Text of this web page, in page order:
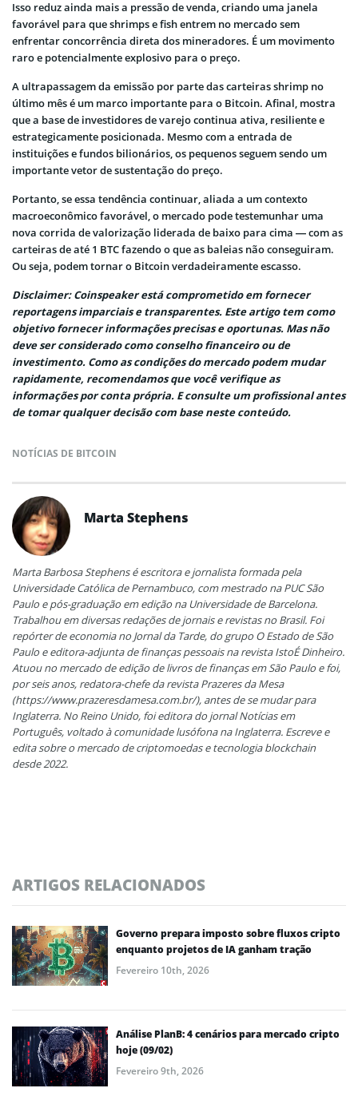
Isso reduz ainda mais a pressão de venda, criando uma janela
favorável para que shrimps e fish entrem no mercado sem
enfrentar concorrência direta dos mineradores. É um movimento
raro e potencialmente explosivo para o preço.
A ultrapassagem da emissão por parte das carteiras shrimp no
último mês é um marco importante para o Bitcoin. Afinal, mostra
que a base de investidores de varejo continua ativa, resiliente e
estrategicamente posicionada. Mesmo com a entrada de
instituições e fundos bilionários, os pequenos seguem sendo um
importante vetor de sustentação do preço.
Portanto, se essa tendência continuar, aliada a um contexto
macroeconômico favorável, o mercado pode testemunhar uma
nova corrida de valorização liderada de baixo para cima — com as
carteiras de até 1 BTC fazendo o que as baleias não conseguiram.
Ou seja, podem tornar o Bitcoin verdadeiramente escasso.
Disclaimer: Coinspeaker está comprometido em fornecer
reportagens imparciais e transparentes. Este artigo tem como
objetivo fornecer informações precisas e oportunas. Mas não
deve ser considerado como conselho financeiro ou de
investimento. Como as condições do mercado podem mudar
rapidamente, recomendamos que você verifique as
informações por conta própria. E consulte um profissional antes
de tomar qualquer decisão com base neste conteúdo.
NOTÍCIAS DE BITCOIN
Marta Stephens
Marta Barbosa Stephens é escritora e jornalista formada pela
Universidade Católica de Pernambuco, com mestrado na PUC São
Paulo e pós-graduação em edição na Universidade de Barcelona.
Trabalhou em diversas redações de jornais e revistas no Brasil. Foi
repórter de economia no Jornal da Tarde, do grupo O Estado de São
Paulo e editora-adjunta de finanças pessoais na revista IstoÉ Dinheiro.
Atuou no mercado de edição de livros de finanças em São Paulo e foi,
por seis anos, redatora-chefe da revista Prazeres da Mesa
(https://www.prazeresdamesa.com.br/), antes de se mudar para
Inglaterra. No Reino Unido, foi editora do jornal Notícias em
Português, voltado à comunidade lusófona na Inglaterra. Escreve e
edita sobre o mercado de criptomoedas e tecnologia blockchain
desde 2022.
ARTIGOS RELACIONADOS
Governo prepara imposto sobre fluxos cripto
enquanto projetos de IA ganham tração
Fevereiro 10th, 2026
Análise PlanB: 4 cenários para mercado cripto
hoje (09/02)
Fevereiro 9th, 2026